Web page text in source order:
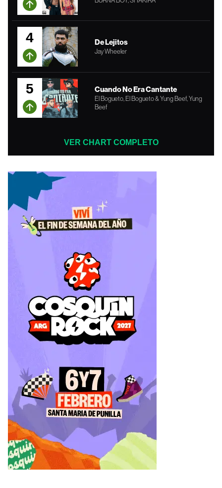
4 De Lejitos
Jay Wheeler
5 Cuando No Era Cantante
El Bogueto, El Bogueto & Yung Beef, Yung
Beef
VER CHART COMPLETO